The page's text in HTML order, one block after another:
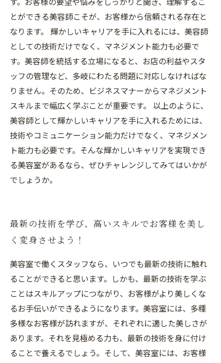
とができる美容師こそが、お客様から信頼される存在と
なります。 輝かしいキャリアを手に入れるには、美容師
としての技術だけでなく、マネジメント能力も必要で
す。美容師を統括する立場になると、お店の利益やスタ
ッフの管理など、多岐にわたる問題に対応しなければな
りません。そのため、ビジネスマナーからマネジメント
スキルまで幅広く学ぶことが重要です。 以上のように、
美容師として輝かしいキャリアを手に入れるためには、
技術やコミュニケーション能力だけでなく、マネジメン
ト能力も必要です。そんな輝かしいキャリアを実現でき
る美容室があるなら、ぜひチャレンジしてみてはいかが
でしょうか。
最新の技術を学び、高いスキルでお客様を美し
く変身させよう！
美容室で働くスタッフなら、いつでも最新の技術に触れ
ることができると思います。しかも、最新の技術を学ぶ
ことはスキルアップにつながり、お客様がより美しくな
るお手伝いができるようになります。美容室には、多種
多様なお客様が訪れますが、それぞれに適した美しさが
あります。それを見極める力も、最新の技術を身に付け
ることで養えるでしょう。そして、美容室には、お客様